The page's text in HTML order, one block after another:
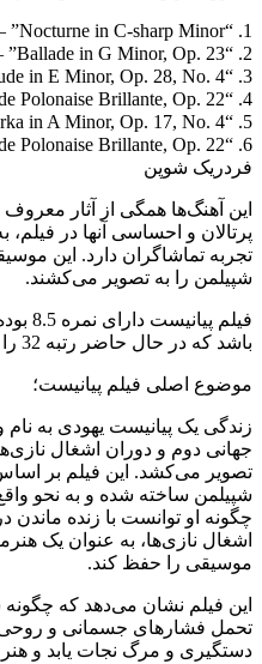
1. “Nocturne in C-sharp Minor” – اثر فردریک شوپن
2. “Ballade in G Minor, Op. 23” – اثر فردریک شوپن
3. “Prelude in E Minor, Op. 28, No. 4” – اثر فردریک شوپن
4. “Grande Polonaise Brillante, Op. 22” – اثر فردریک شوپن
5. “Mazurka in A Minor, Op. 17, No. 4” – اثر فردریک شوپن
فردریک شوپن
این آهنگ‌ها همگی از آثار
پرتالان و احساسی آنها در فیلم،
تجربه تماشاگران دارد. این
شپیلمن را به تصویر می‌کشند.
فیلم پیانیست دارای نمره 8.5 بوده و جزو
باشد که در حال حاضر رتبه 32 را به خود اختصاص داده است.
موضوع اصلی فیلم پیانیست؛
زندگی یک پیانیست یهودی به
جهانی دوم و دوران اشغال
تصویر می‌کشد. این فیلم بر
شپیلمن ساخته شده و به نحو
چگونه او توانست با زنده
اشغال نازی‌ها، به عنوان یک
موسیقی را حفظ کند.
این فیلم نشان می‌دهد که
تحمل فشارهای جسمانی و روحی
دستگیری و مرگ نجات یابد و